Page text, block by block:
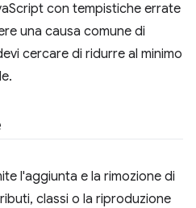
con tempistiche errate
una causa comune di
cercare di ridurre al minimo
l'aggiunta e la rimozione di
classi o la riproduzione